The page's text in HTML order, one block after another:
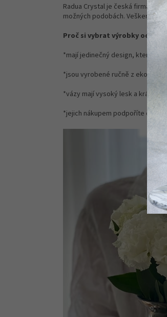
Radua Crystal je česká firma,
možných podobách. Veškeré
Proč si vybrat výrobky od
*mají jedinečný design, který
*jsou vyrobené ručně z
*vázy mají vysoký lesk a krásné
*jejich nákupem podpoříte české